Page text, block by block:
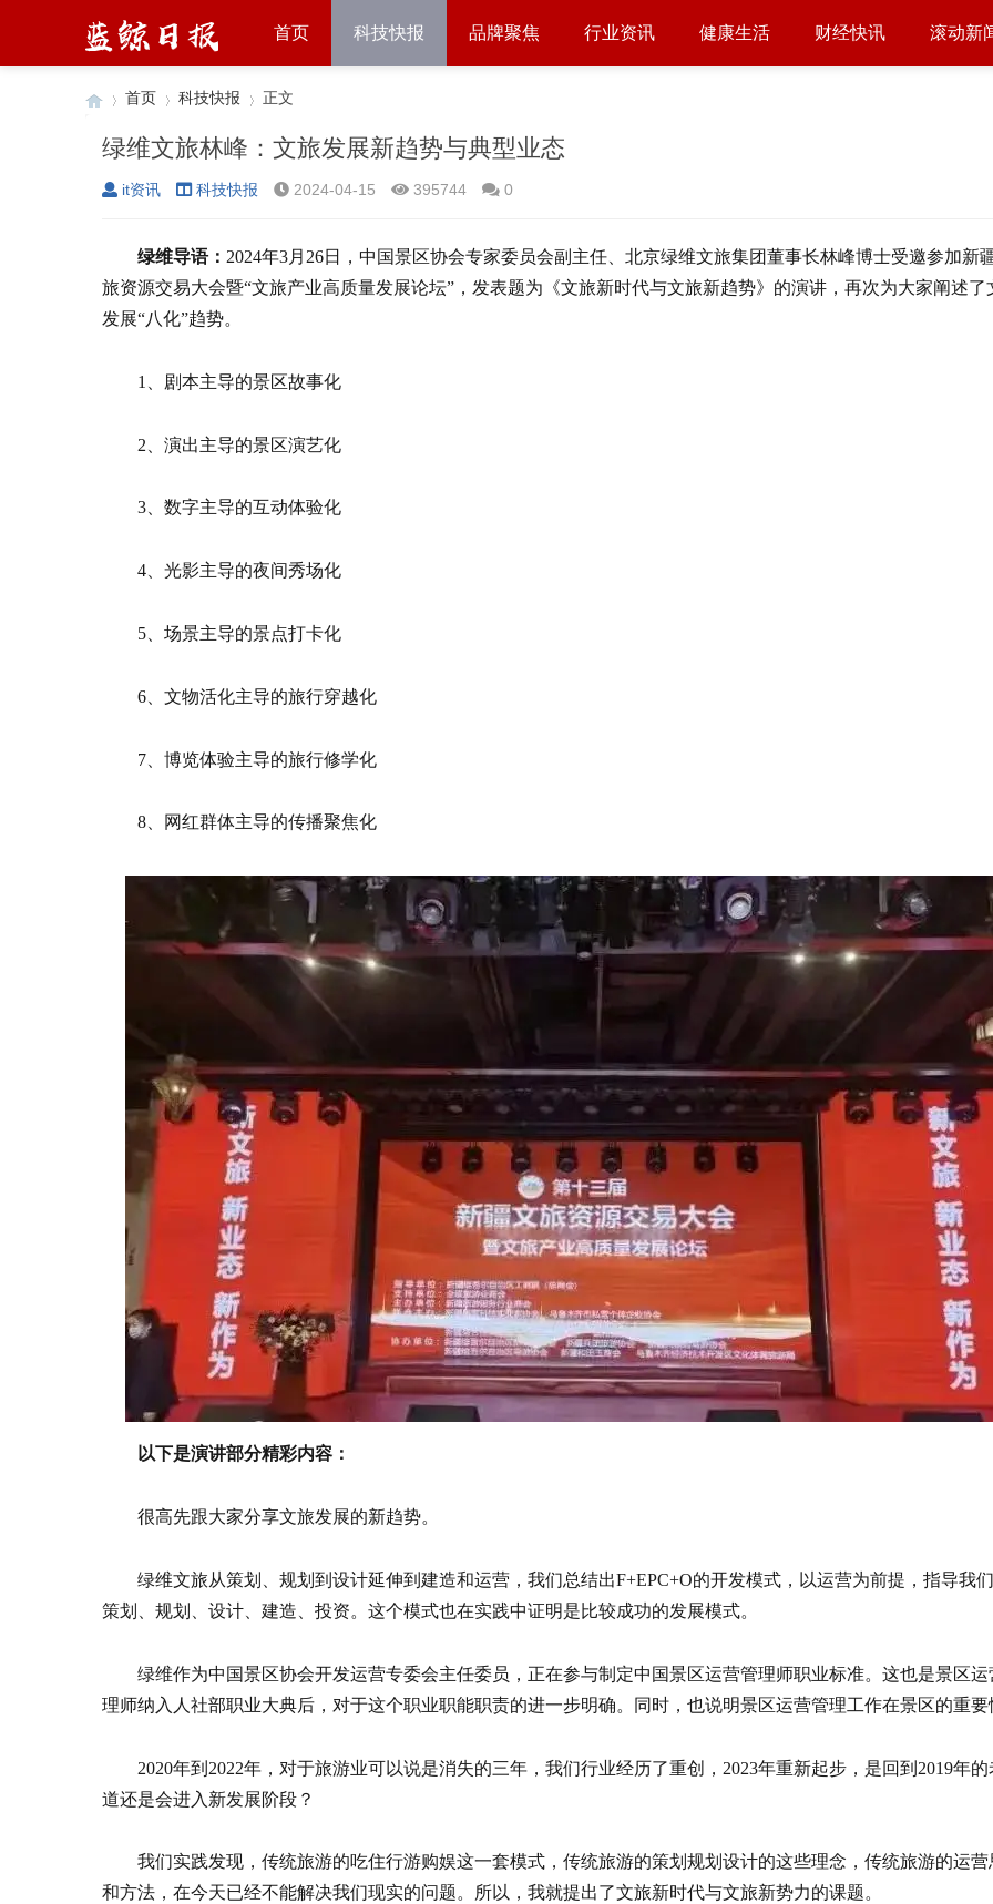
首页 科技快报 品牌聚焦 行业资讯 健康生活 财经快讯 滚动新
›
首页
›
科技快报
›
正文
绿维文旅林峰：文旅发展新趋势与典型业态
it资讯 科技快报 2024-04-15 395744 0
绿维导语： 2024年3月26日，中国景区协会专家委员会副主任、北京绿维文旅集团董事长林峰博士受邀参加新
旅资源交易大会暨“文旅产业高质量发展论坛”，发表题为《文旅新时代与文旅新趋势》的演讲，再次为大家阐述了
发展“八化”趋势。
1、剧本主导的景区故事化
2、演出主导的景区演艺化
3、数字主导的互动体验化
4、光影主导的夜间秀场化
5、场景主导的景点打卡化
6、文物活化主导的旅行穿越化
7、博览体验主导的旅行修学化
8、网红群体主导的传播聚焦化
以下是演讲部分精彩内容：
很高先跟大家分享文旅发展的新趋势。
绿维文旅从策划、规划到设计延伸到建造和运营，我们总结出F+EPC+O的开发模式，以运营为前提，指导我
策划、规划、设计、建造、投资。这个模式也在实践中证明是比较成功的发展模式。
绿维作为中国景区协会开发运营专委会主任委员，正在参与制定中国景区运营管理师职业标准。这也是景区运
理师纳入人社部职业大典后，对于这个职业职能职责的进一步明确。同时，也说明景区运营管理工作在景区的重要
2020年到2022年，对于旅游业可以说是消失的三年，我们行业经历了重创，2023年重新起步，是回到2019年的
道还是会进入新发展阶段？
我们实践发现，传统旅游的吃住行游购娱这一套模式，传统旅游的策划规划设计的这些理念，传统旅游的运营
和方法，在今天已经不能解决我们现实的问题。所以，我就提出了文旅新时代与文旅新势力的课题。